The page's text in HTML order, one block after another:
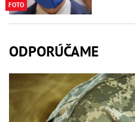
FOTO
ODPORÚČAME